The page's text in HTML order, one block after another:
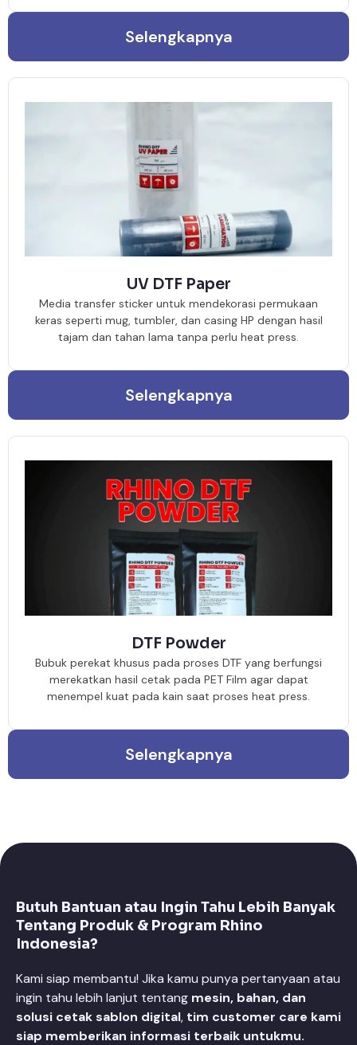
Selengkapnya
UV DTF Paper
Media transfer sticker untuk mendekorasi permukaan
keras seperti mug, tumbler, dan casing HP dengan hasil
tajam dan tahan lama tanpa perlu heat press.
Selengkapnya
DTF Powder
Bubuk perekat khusus pada proses DTF yang berfungsi
merekatkan hasil cetak pada PET Film agar dapat
menempel kuat pada kain saat proses heat press.
Selengkapnya
Butuh Bantuan atau Ingin Tahu Lebih Banyak
Tentang Produk & Program Rhino
Indonesia?
Kami siap membantu! Jika kamu punya pertanyaan atau
ingin tahu lebih lanjut tentang mesin, bahan, dan
solusi cetak sablon digital, tim customer care kami
siap memberikan informasi terbaik untukmu.